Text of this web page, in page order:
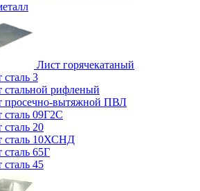
Лист горячекатаный
сталь 3
стальной рифленый
просечно-вытяжной ПВЛ
сталь 09Г2С
сталь 20
сталь 10ХСНД
сталь 65Г
сталь 45